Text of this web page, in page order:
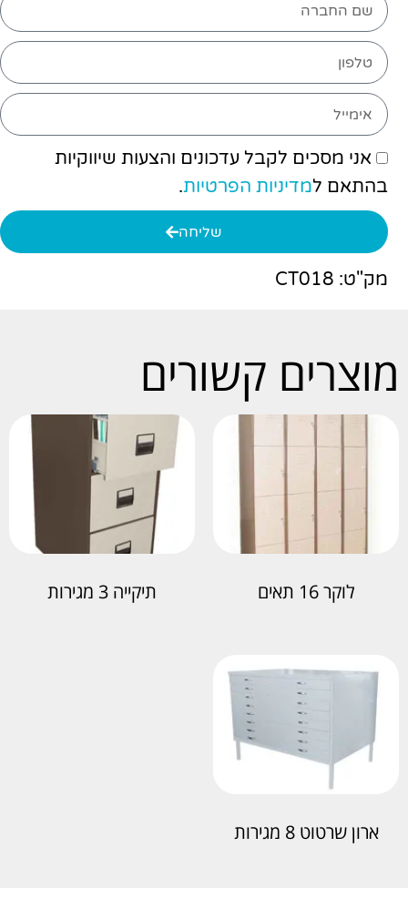
אני מסכים לקבל עדכונים והצעות שיווקיות
בהתאם למדיניות הפרטיות.
שליחה
מק"ט: CT018
מוצרים קשורים
לוקר 16 תאים תיקייה 3 מגירות
ארון שרטוט 8 מגירות